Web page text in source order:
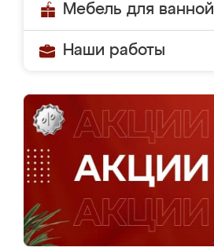
Мебель для ванной
Наши работы